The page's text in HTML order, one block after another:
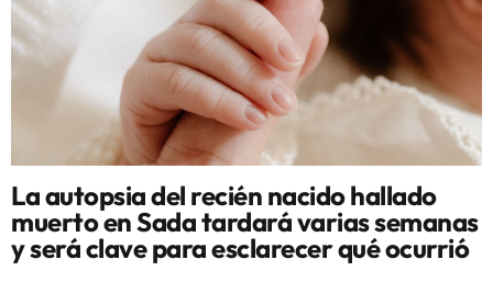
La autopsia del recién nacido hallado
muerto en Sada tardará varias semanas
y será clave para esclarecer qué ocurrió